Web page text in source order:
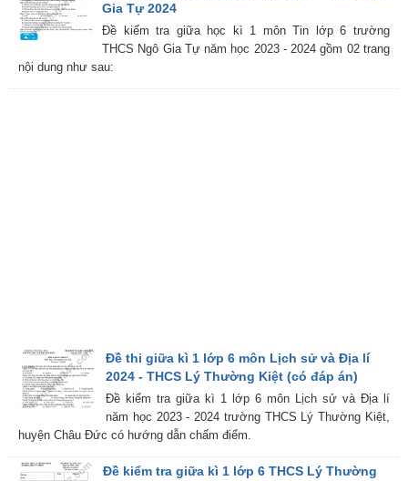
Gia Tự 2024
Đề kiểm tra giữa học kì 1 môn Tin lớp 6 trường
THCS Ngô Gia Tự năm học 2023 - 2024 gồm 02 trang
nội dung như sau:
Đề thi giữa kì 1 lớp 6 môn Lịch sử và Địa lí
2024 - THCS Lý Thường Kiệt (có đáp án)
Đề kiểm tra giữa kì 1 lớp 6 môn Lịch sử và Địa lí
năm học 2023 - 2024 trường THCS Lý Thường Kiệt,
huyện Châu Đức có hướng dẫn chấm điểm.
Đề kiểm tra giữa kì 1 lớp 6 THCS Lý Thường